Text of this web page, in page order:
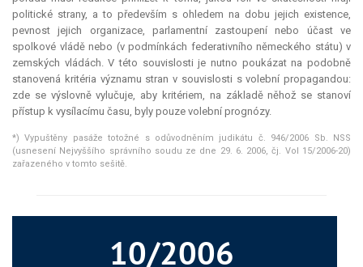
politické strany, a to především s ohledem na dobu jejich existence,
pevnost jejich organizace, parlamentní zastoupení nebo účast ve
spolkové vládě nebo (v podmínkách federativního německého státu) v
zemských vládách. V této souvislosti je nutno poukázat na podobně
stanovená kritéria významu stran v souvislosti s volební propagandou:
zde se výslovně vylučuje, aby kritériem, na základě něhož se stanoví
přístup k vysílacímu času, byly pouze volební prognózy.
*) Vypuštěny pasáže totožné s odůvodněním judikátu č. 946/2006 Sb. NSS
(usnesení Nejvyššího správního soudu ze dne 29. 6. 2006, čj. Vol 15/2006-20)
zařazeného v tomto sešitě.